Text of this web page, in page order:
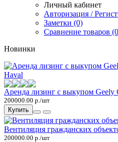
Личный кабинет
Авторизация /
Заметки (0)
Сравнение товаров
Новинки
Аренда лизинг с выкупом Geely
200000.00 р./шт
Купить
Вентиляция гражданских
200000.00 р./шт